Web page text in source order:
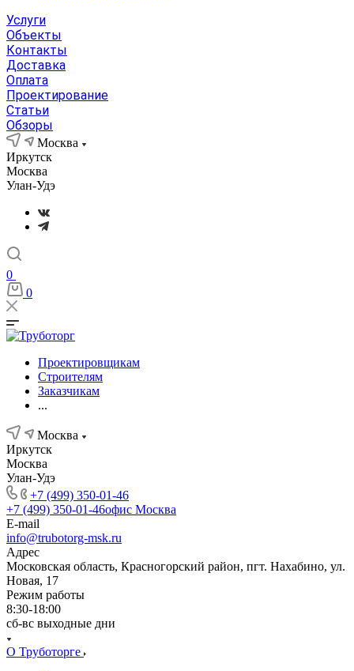
Услуги
Объекты
Контакты
Доставка
Оплата
Проектирование
Статьи
Обзоры
Москва
Иркутск
Москва
Улан-Удэ
0
0
Проектировщикам
Строителям
Заказчикам
...
Москва
Иркутск
Москва
Улан-Удэ
+7 (499) 350-01-46
+7 (499) 350-01-46офис Москва
E-mail
info@trubotorg-msk.ru
Адрес
Московская область, Красногорский район, пгт. Нахабино, ул.
Новая, 17
Режим работы
8:30-18:00
сб-вс выходные дни
О Труботорге